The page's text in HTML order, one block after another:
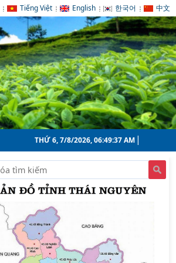
Tiếng Việt English 한국어 中文
THỨ 6, 7/8/2026, 06:49:39 AM